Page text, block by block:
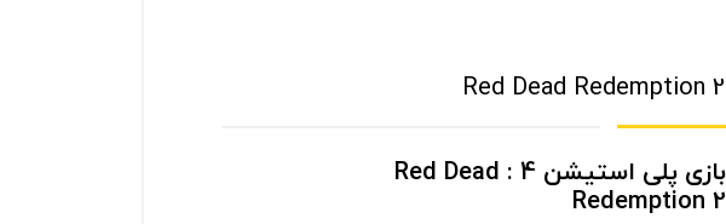
Red Dead Redemption 2
بازی پلی استیشن 4 : Red Dead
Redemption 2